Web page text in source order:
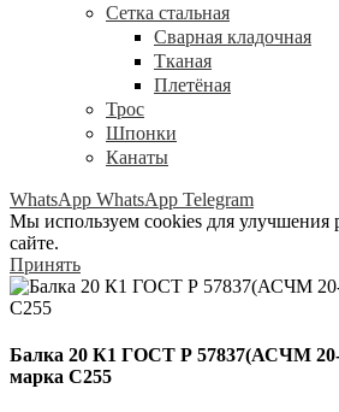
Сетка стальная
Сварная кладочная
Тканая
Плетёная
Трос
Шпонки
Канаты
WhatsApp WhatsApp Telegram
Мы используем cookies для улучшения
сайте.
Принять
Балка 20 К1 ГОСТ Р 57837(АСЧМ 20-
марка С255